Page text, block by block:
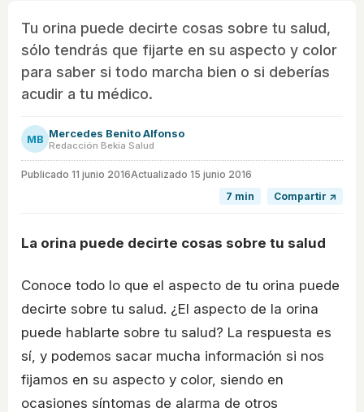
Tu orina puede decirte cosas sobre tu salud,
sólo tendrás que fijarte en su aspecto y color
para saber si todo marcha bien o si deberías
acudir a tu médico.
MB Mercedes Benito Alfonso
Redacción Bekia Salud
Publicado 11 junio 2016Actualizado 15 junio 2016
7 min
Compartir ↗
La orina puede decirte cosas sobre tu salud
Conoce todo lo que el aspecto de tu orina puede
decirte sobre tu salud. ¿El aspecto de la orina
puede hablarte sobre tu salud? La respuesta es
sí, y podemos sacar mucha información si nos
fijamos en su aspecto y color, siendo en
ocasiones síntomas de alarma de otros